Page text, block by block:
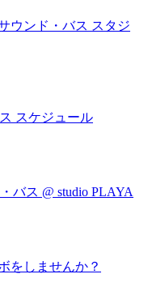
ウンド・バス スタジ
スケジュール
バス @ studio PLAYA
をしませんか？